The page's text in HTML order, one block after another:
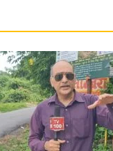
Paper